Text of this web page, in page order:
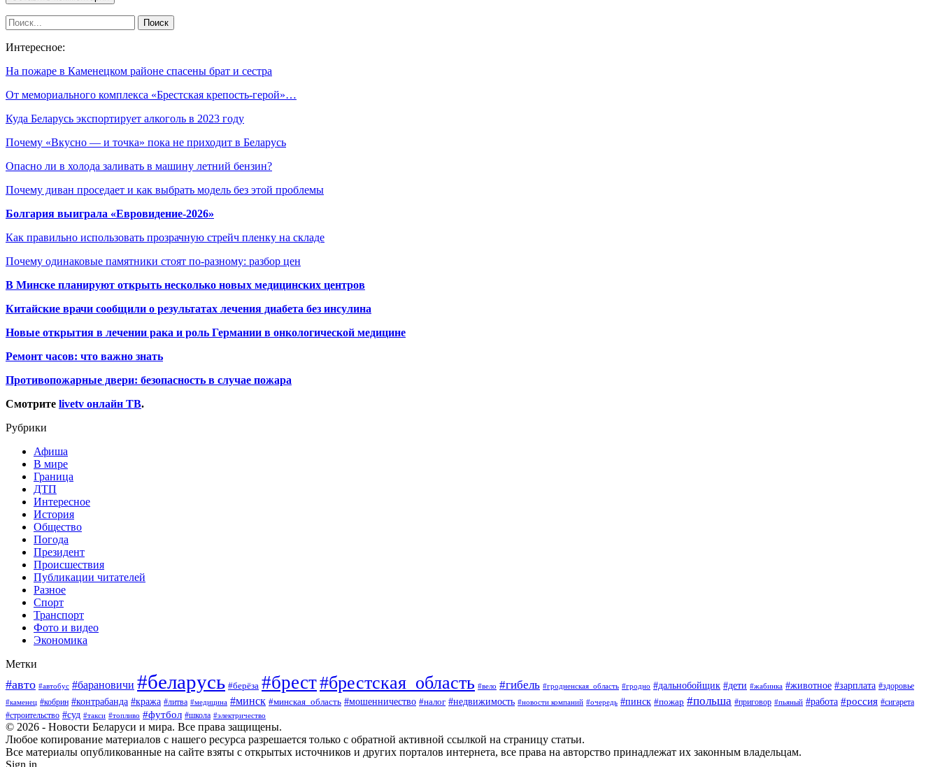
Интересное:
На пожаре в Каменецком районе спасены брат и сестра
От мемориального комплекса «Брестская крепость-герой»…
Куда Беларусь экспортирует алкоголь в 2023 году
Почему «Вкусно — и точка» пока не приходит в Беларусь
Опасно ли в холода заливать в машину летний бензин?
Почему диван проседает и как выбрать модель без этой проблемы
Болгария выиграла «Евровидение-2026»
Как правильно использовать прозрачную стрейч пленку на складе
Почему одинаковые памятники стоят по-разному: разбор цен
В Минске планируют открыть несколько новых медицинских центров
Китайские врачи сообщили о результатах лечения диабета без инсулина
Новые открытия в лечении рака и роль Германии в онкологической медицине
Ремонт часов: что важно знать
Противопожарные двери: безопасность в случае пожара
Смотрите livetv онлайн ТВ.
Рубрики
Афиша
В мире
Граница
ДТП
Интересное
История
Общество
Погода
Президент
Происшествия
Публикации читателей
Разное
Спорт
Транспорт
Фото и видео
Экономика
Метки
#авто #автобус #барановичи #беларусь #берёза #брест#брестская_область #вело #гибель #гродненская_область #гродно #дальнобойщик #дети #жабинка #животное #зарплата #здоровье
#каменец #кобрин #контрабанда #кража #литва #медицина #минск #минская_область #мошенничество #налог #недвижимость #новости компаний #очередь #пинск #пожар #польша #приговор #пьяный #работа #россия #сигарета
#строительство #суд #такси #топливо #футбол #школа #электричество
© 2026 - Новости Беларуси и мира. Все права защищены.
Любое копирование материалов с нашего ресурса разрешается только с обратной активной ссылкой на страницу статьи.
Все материалы опубликованные на сайте взяты с открытых источников и других порталов интернета, все права на авторство принадлежат их законным владельцам.
Sign in